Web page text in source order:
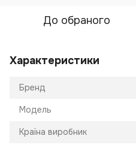
До обраного
Характеристики
Бренд
Модель
Країна виробник